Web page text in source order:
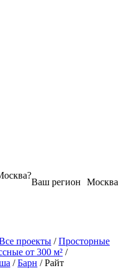
Москва
Ваш регион
?
проекты /Просторные
от 300 м² /
/Барн /Райт